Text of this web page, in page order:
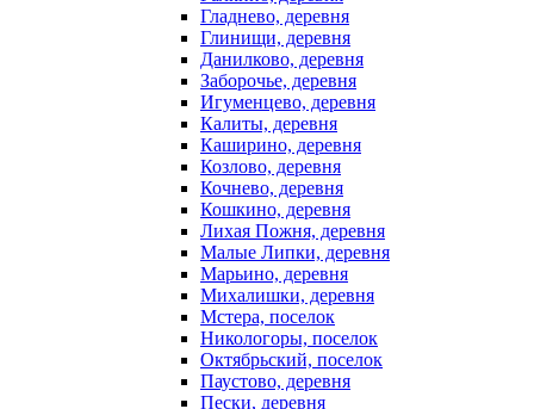
Гладнево, деревня
Глинищи, деревня
Данилково, деревня
Заборочье, деревня
Игуменцево, деревня
Калиты, деревня
Каширино, деревня
Козлово, деревня
Кочнево, деревня
Кошкино, деревня
Лихая Пожня, деревня
Малые Липки, деревня
Марьино, деревня
Михалишки, деревня
Мстера, поселок
Никологоры, поселок
Октябрьский, поселок
Паустово, деревня
Пески, деревня